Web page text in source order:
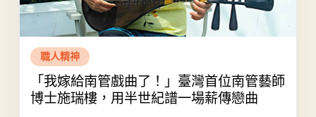
職人精神
「我嫁給南管戲曲了！」臺灣首位南管藝師
博士施瑞樓，用半世紀譜一場薪傳戀曲